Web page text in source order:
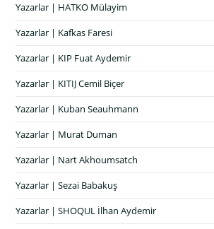
Yazarlar | HATKO Mülayim
Yazarlar | Kafkas Faresi
Yazarlar | KIP Fuat Aydemir
Yazarlar | KITIJ Cemil Biçer
Yazarlar | Kuban Seauhmann
Yazarlar | Murat Duman
Yazarlar | Nart Akhoumsatch
Yazarlar | Sezai Babakuş
Yazarlar | SHOQUL İlhan Aydemir